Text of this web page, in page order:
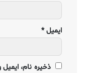
ایمیل*
ذخیره نام،